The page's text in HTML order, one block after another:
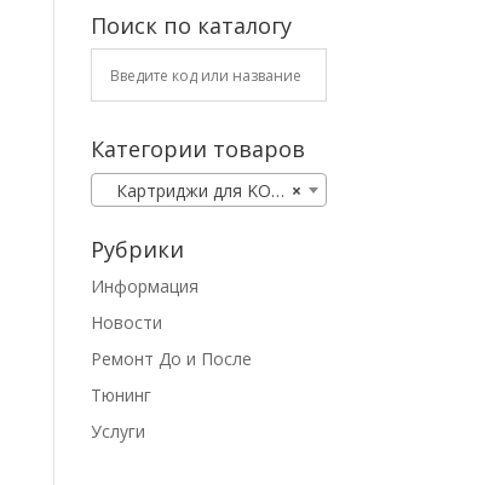
Поиск по каталогу
Категории товаров
×
Картриджи для KOMATSU
Рубрики
Информация
Новости
Ремонт До и После
Тюнинг
Услуги